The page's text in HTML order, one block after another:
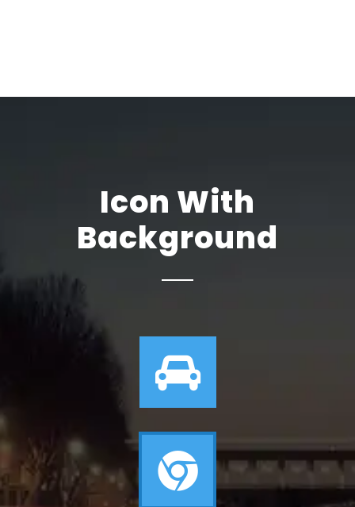
Icon With
Background